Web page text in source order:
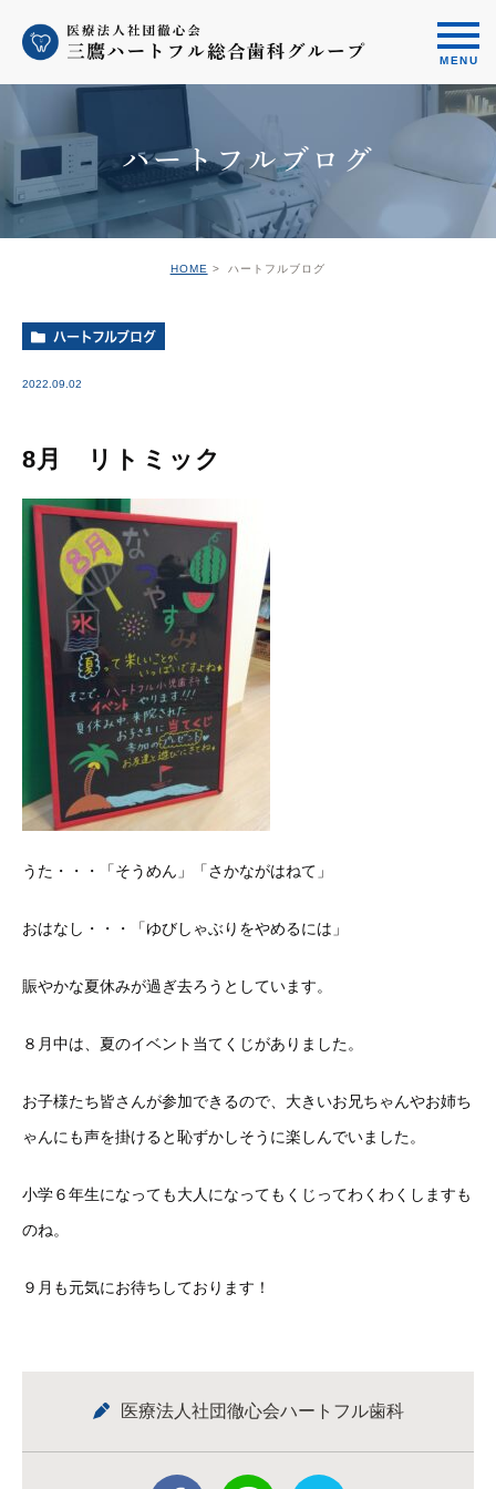
ハートフルブログ
HOME ハートフルブログ
ハートフルブログ
2022.09.02
8月 リトミック
うた・・・「そうめん」「さかながはねて」
おはなし・・・「ゆびしゃぶりをやめるには」
賑やかな夏休みが過ぎ去ろうとしています。
８月中は、夏のイベント当てくじがありました。
お子様たち皆さんが参加できるので、大きいお兄ちゃんやお姉ち
ゃんにも声を掛けると恥ずかしそうに楽しんでいました。
小学６年生になっても大人になってもくじってわくわくしますも
のね。
９月も元気にお待ちしております！
医療法人社団徹心会ハートフル歯科